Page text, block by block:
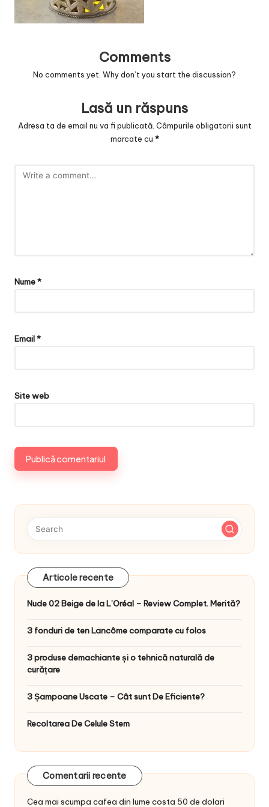
Comments
No comments yet. Why don’t you start the discussion?
Lasă un răspuns
Adresa ta de email nu va fi publicată. Câmpurile obligatorii sunt
marcate cu *
Nume*
Email*
Site web
Articole recente
Nude 02 Beige de la L’Oréal – Review Complet. Merită?
3 fonduri de ten Lancôme comparate cu folos
3 produse demachiante și o tehnică naturală de
curățare
3 Șampoane Uscate – Cât sunt De Eficiente?
Recoltarea De Celule Stem
Comentarii recente
Cea mai scumpa cafea din lume costa 50 de dolari